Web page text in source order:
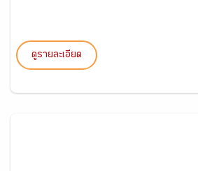
ดูรายละเอียด